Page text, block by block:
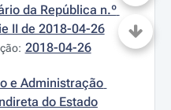
da República n.º
II de 2018-04-26
2018-04-26
e Administração
do Estado